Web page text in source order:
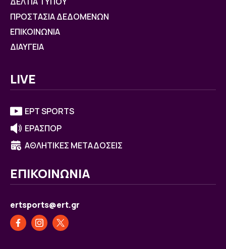
ΠΡΟΣΤΑΣΙΑ ΔΕΔΟΜΕΝΩΝ
ΕΠΙΚΟΙΝΩΝΙΑ
ΔΙΑΥΓΕΙΑ
LIVE
ΕΡΤ SPORTS
ΕΡΑΣΠΟΡ
ΑΘΛΗΤΙΚΕΣ ΜΕΤΑΔΟΣΕΙΣ
ΕΠΙΚΟΙΝΩΝΙΑ
ertsports@ert.gr